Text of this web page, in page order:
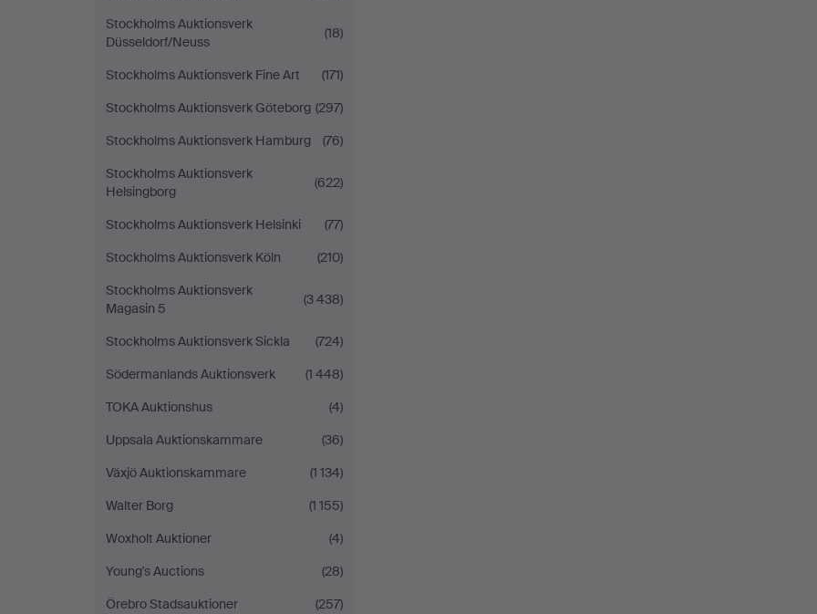
Stockholms Auktionsverk
Düsseldorf/Neuss
(18)
Stockholms Auktionsverk Fine Art
(171)
Stockholms Auktionsverk Göteborg (297)
Stockholms Auktionsverk Hamburg
(76)
Stockholms Auktionsverk
Helsingborg
(622)
Stockholms Auktionsverk Helsinki
(77)
Stockholms Auktionsverk Köln
(210)
Stockholms Auktionsverk
Magasin 5
(3 438)
Stockholms Auktionsverk Sickla
(724)
Södermanlands Auktionsverk
(1 448)
TOKA Auktionshus
(4)
Uppsala Auktionskammare
(36)
Växjö Auktionskammare
(1 134)
Walter Borg
(1 155)
Woxholt Auktioner
(4)
Young's Auctions
(28)
Örebro Stadsauktioner
(257)